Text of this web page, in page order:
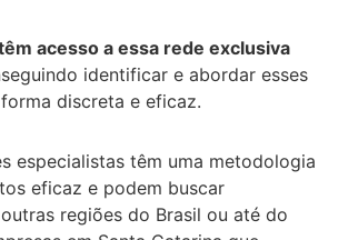
acesso a essa rede exclusiva
identificar e abordar esses
discreta e eficaz.
especialistas têm uma metodologia
eficaz e podem buscar
regiões do Brasil ou até do